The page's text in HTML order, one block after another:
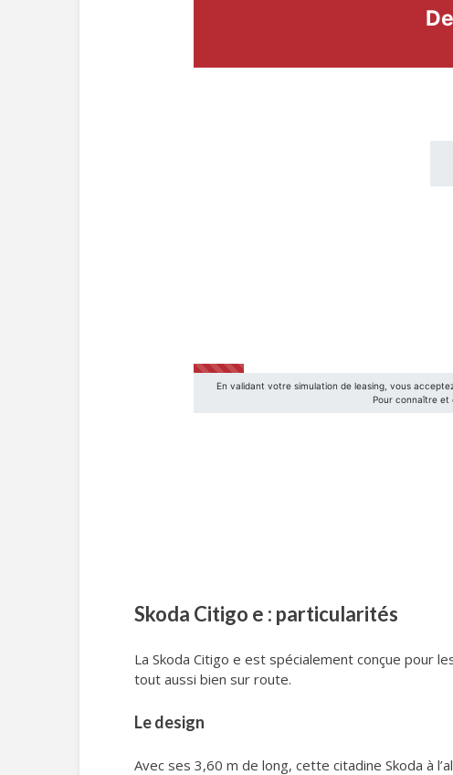
Skoda Citigo e : particularités
La Skoda Citigo e est spécialement conçue pour
tout aussi bien sur route.
Le design
Avec ses 3,60 m de long, cette citadine Skoda à